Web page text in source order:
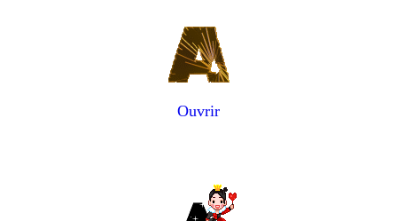
Ouvrir